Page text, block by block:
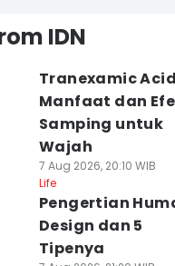
IDN
Tranexamic
Manfaat dan
Samping untuk
Wajah
7 Aug 2026, 20:10 WIB
Life
Pengertian
Design dan 5
Tipenya